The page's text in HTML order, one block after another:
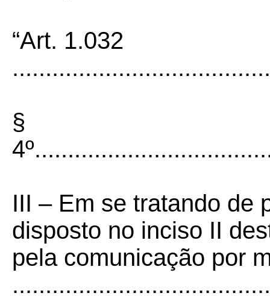
“Art. 1.032
§
III – Em se tratando de
disposto no inciso II
pela comunicação por